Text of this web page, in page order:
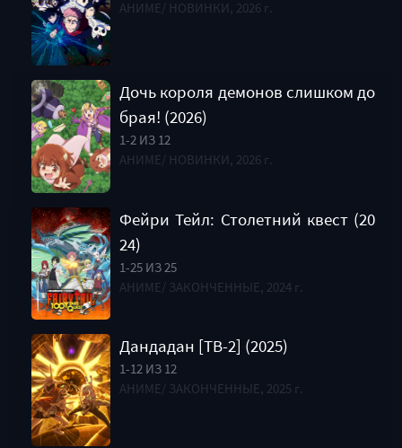
АНИМЕ/ НОВИНКИ, 2026 г.
Дочь короля демонов слишком до
брая! (2026)
1-2 ИЗ 12
АНИМЕ/ НОВИНКИ, 2026 г.
Фейри Тейл: Столетний квест (20
24)
1-25 ИЗ 25
АНИМЕ/ ЗАКОНЧЕННЫЕ, 2024 г.
Дандадан [ТВ-2] (2025)
1-12 ИЗ 12
АНИМЕ/ ЗАКОНЧЕННЫЕ, 2025 г.